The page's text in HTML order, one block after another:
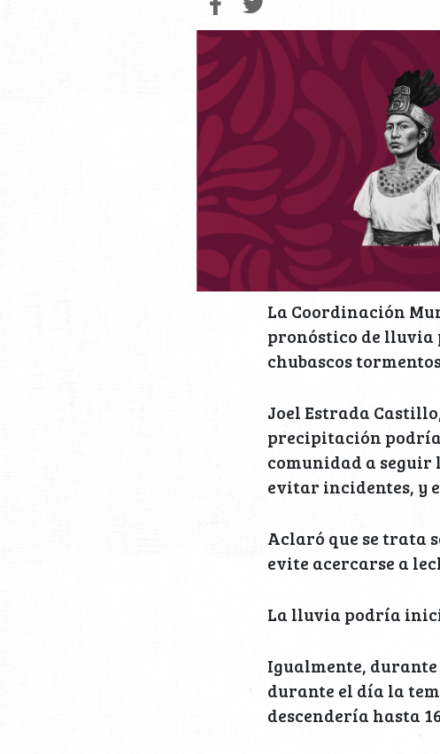
La Coordinación
pronóstico de lluvia
chubascos
Joel Estrada
precipitación
comunidad a
evitar incidentes, y
Aclaró que se trata
evite acercarse a
La lluvia podría
Igualmente,
durante el día la
descendería hasta